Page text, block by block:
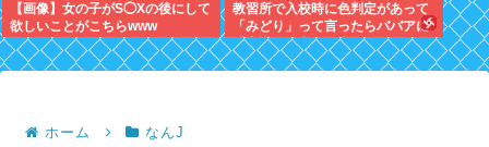
【画像】女の子がS◯Xの後にして
欲しいことがこちらwww
教習所で入校時に色判定があって
「みどり」って言ったらババアに
「常識的に考えて青でしょ」って
キレられたわ
ホーム なんJ